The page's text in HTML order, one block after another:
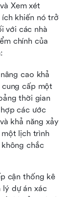
Xem xét
ích khiến nó trở
với các nhà
chính của
nâng cao khả
cấp một
thời gian
các ước
khả năng xảy
lịch trình
chắc
cận thống kê
lý dự án xác